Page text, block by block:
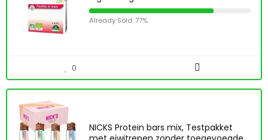
Already Sold: 77%
0
NICKS Protein bars mix, Testpakket